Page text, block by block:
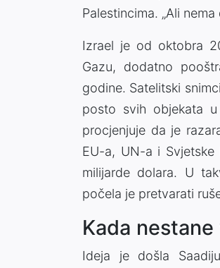
Palestincima. „Ali
Izrael je od oktobra
Gazu, dodatno
godine. Satelitski
posto svih objekata
procjenjuje da je
EU-a, UN-a i
milijarde dolara. U
počela je pretvarati
Kada
Ideja je došla